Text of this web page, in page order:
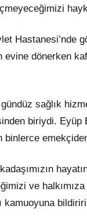
Hastanesi’nde
dönerken
sağlık
biriydi. Eyüp
binlerce
ve
kamuoyuna